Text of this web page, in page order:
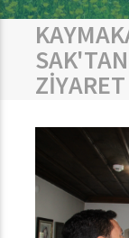
ZİYARET